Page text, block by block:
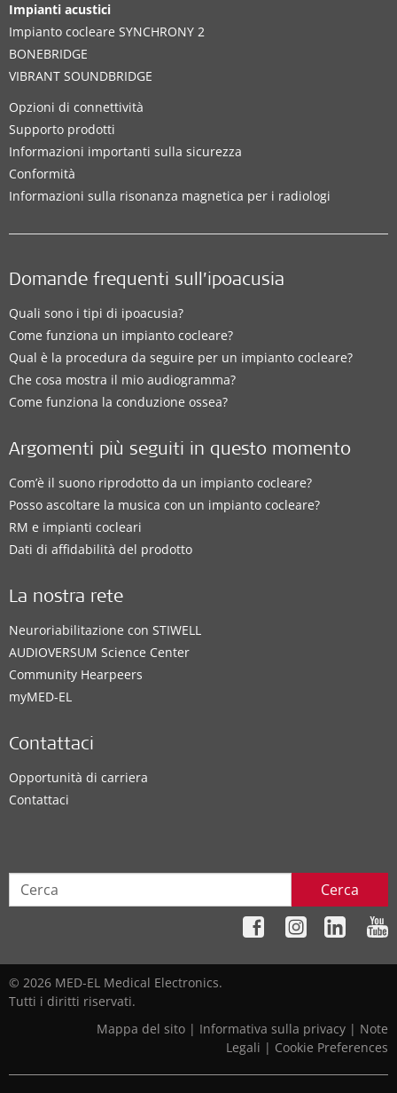
Impianti acustici
Impianto cocleare SYNCHRONY 2
BONEBRIDGE
VIBRANT SOUNDBRIDGE
Opzioni di connettività
Supporto prodotti
Informazioni importanti sulla sicurezza
Conformità
Informazioni sulla risonanza magnetica per i radiologi
Domande frequenti sull’ipoacusia
Quali sono i tipi di ipoacusia?
Come funziona un impianto cocleare?
Qual è la procedura da seguire per un impianto cocleare?
Che cosa mostra il mio audiogramma?
Come funziona la conduzione ossea?
Argomenti più seguiti in questo momento
Com’è il suono riprodotto da un impianto cocleare?
Posso ascoltare la musica con un impianto cocleare?
RM e impianti cocleari
Dati di affidabilità del prodotto
La nostra rete
Neuroriabilitazione con STIWELL
AUDIOVERSUM Science Center
Community Hearpeers
myMED‑EL
Contattaci
Opportunità di carriera
Contattaci
Cerca
© 2026 MED-EL Medical Electronics.
Tutti i diritti riservati.
Mappa del sito | Informativa sulla privacy | Note
Legali | Cookie Preferences